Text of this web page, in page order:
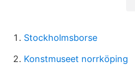
Stockholmsborse
Konstmuseet norrköping